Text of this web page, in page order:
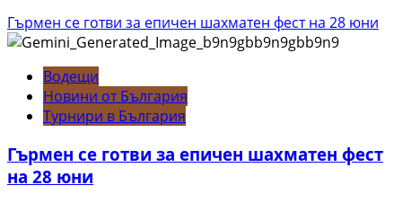
Гърмен се готви за епичен шахматен фест на 28 юни
Водещи
Новини от България
Турнири в България
Гърмен се готви за епичен шахматен фест
на 28 юни